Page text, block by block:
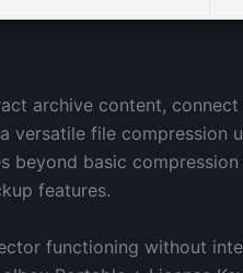
archive content,
versatile file
beyond basic
features.
functioning without